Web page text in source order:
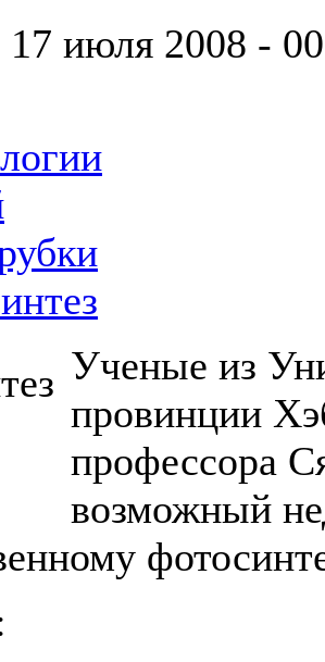
17 июля 2008 -
Ученые из
провинции
профессора
возможный